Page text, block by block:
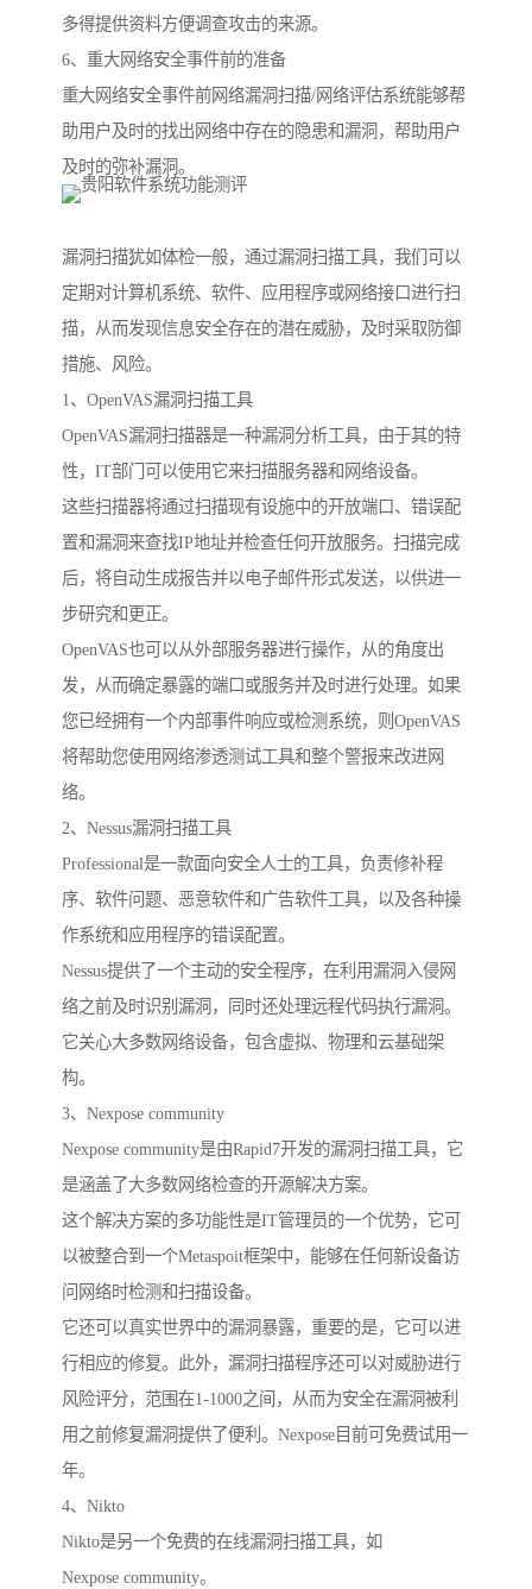
多得提供资料方便调查攻击的来源。
6、重大网络安全事件前的准备
重大网络安全事件前网络漏洞扫描/网络评估系统能够帮
助用户及时的找出网络中存在的隐患和漏洞，帮助用户
及时的弥补漏洞。
漏洞扫描犹如体检一般，通过漏洞扫描工具，我们可以
定期对计算机系统、软件、应用程序或网络接口进行扫
描，从而发现信息安全存在的潜在威胁，及时采取防御
措施、风险。
1、OpenVAS漏洞扫描工具
OpenVAS漏洞扫描器是一种漏洞分析工具，由于其的特
性，IT部门可以使用它来扫描服务器和网络设备。
这些扫描器将通过扫描现有设施中的开放端口、错误配
置和漏洞来查找IP地址并检查任何开放服务。扫描完成
后，将自动生成报告并以电子邮件形式发送，以供进一
步研究和更正。
OpenVAS也可以从外部服务器进行操作，从的角度出
发，从而确定暴露的端口或服务并及时进行处理。如果
您已经拥有一个内部事件响应或检测系统，则OpenVAS
将帮助您使用网络渗透测试工具和整个警报来改进网
络。
2、Nessus漏洞扫描工具
Professional是一款面向安全人士的工具，负责修补程
序、软件问题、恶意软件和广告软件工具，以及各种操
作系统和应用程序的错误配置。
Nessus提供了一个主动的安全程序，在利用漏洞入侵网
络之前及时识别漏洞，同时还处理远程代码执行漏洞。
它关心大多数网络设备，包含虚拟、物理和云基础架
构。
3、Nexpose community
Nexpose community是由Rapid7开发的漏洞扫描工具，它
是涵盖了大多数网络检查的开源解决方案。
这个解决方案的多功能性是IT管理员的一个优势，它可
以被整合到一个Metaspoit框架中，能够在任何新设备访
问网络时检测和扫描设备。
它还可以真实世界中的漏洞暴露，重要的是，它可以进
行相应的修复。此外，漏洞扫描程序还可以对威胁进行
风险评分，范围在1-1000之间，从而为安全在漏洞被利
用之前修复漏洞提供了便利。Nexpose目前可免费试用一
年。
4、Nikto
Nikto是另一个免费的在线漏洞扫描工具，如
Nexpose community。